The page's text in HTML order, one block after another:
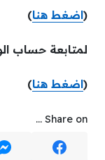
(اضغط هنا)
لمتابعة حساب
(اضغط هنا)
Share on ...